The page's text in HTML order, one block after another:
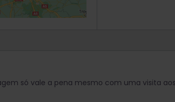
só vale a pena mesmo com uma visita